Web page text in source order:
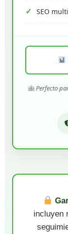
SEO
Perfecto
incluyen